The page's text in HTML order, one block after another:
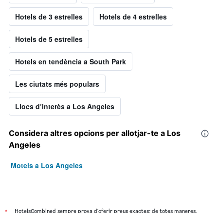
Hotels de 3 estrelles Hotels de 4 estrelles
Hotels de 5 estrelles
Hotels en tendència a South Park
Les ciutats més populars
Llocs d’interès a Los Angeles
Considera altres opcions per allotjar-te a Los
Angeles
Motels a Los Angeles
HotelsCombined sempre prova d'oferir preus exactes; de totes maneres,